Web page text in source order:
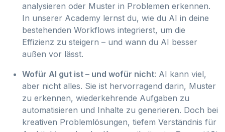
analysieren oder Muster in Problemen erkennen.
In unserer Academy lernst du, wie du AI in deine
bestehenden Workflows integrierst, um die
Effizienz zu steigern – und wann du AI besser
außen vor lässt.
Wofür AI gut ist – und wofür nicht: AI kann viel,
aber nicht alles. Sie ist hervorragend darin, Muster
zu erkennen, wiederkehrende Aufgaben zu
automatisieren und Inhalte zu generieren. Doch bei
kreativen Problemlösungen, tiefem Verständnis für